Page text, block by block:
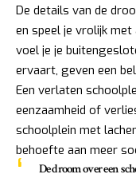
De details van de
en speel je vrolijk met
voel je je
ervaart, geven een
Een verlaten
eenzaamheid of
schoolplein met
behoefte aan meer
De droom over een